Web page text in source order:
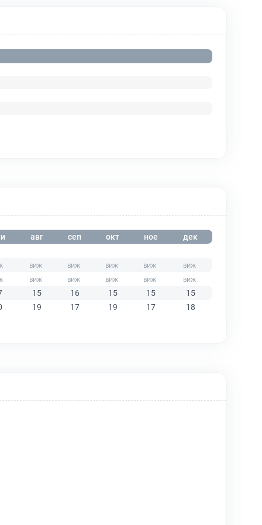
авг сеп окт ное дек
15 16 15 15
15
19 17 19 17 18